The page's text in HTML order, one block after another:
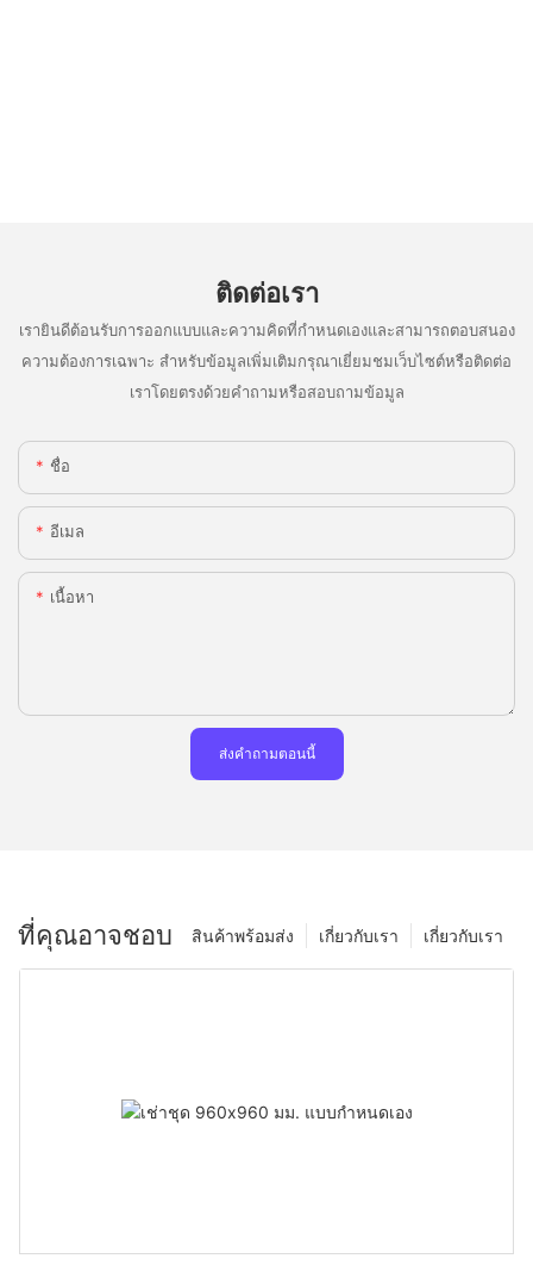
ติดต่อเรา
เรายินดีต้อนรับการออกแบบและความคิดที่กำหนดเองและสามารถตอบสนอง
ความต้องการเฉพาะ สำหรับข้อมูลเพิ่มเติมกรุณาเยี่ยมชมเว็บไซต์หรือติดต่อ
เราโดยตรงด้วยคำถามหรือสอบถามข้อมูล
ชื่อ
อีเมล
เนื้อหา
ส่งคำถามตอนนี้
ที่คุณอาจชอบ เกี่ยวกับเรา
เกี่ยวกับเรา
สินค้าพร้อมส่ง